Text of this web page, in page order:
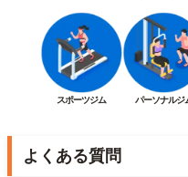
スポーツジム パーソナルジ
よくある質問